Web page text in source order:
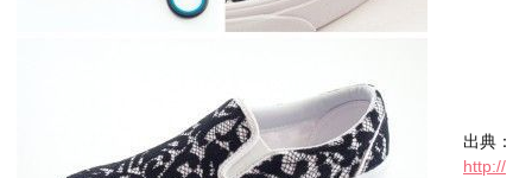
出典：
http://